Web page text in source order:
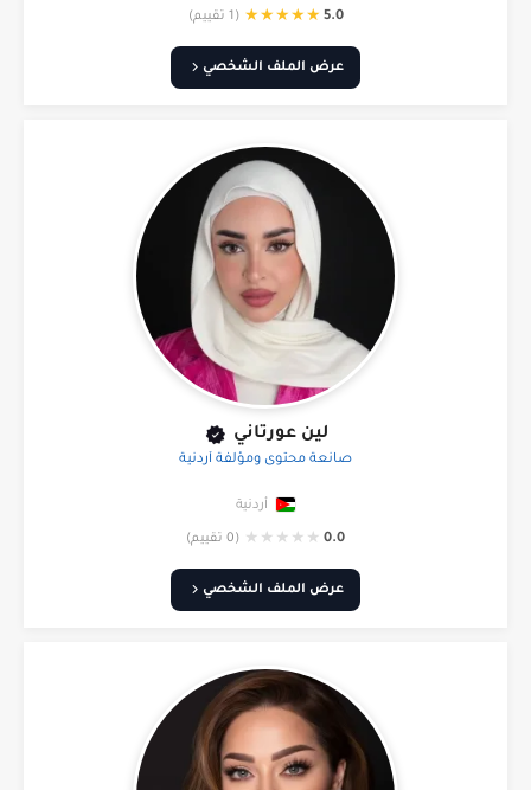
5.0
★
★
★
★
★ (1 تقييم)
عرض الملف الشخصي
لين عورتاني
صانعة محتوى ومؤلفة أردنية
أردنية
0.0
★
★
★
★
★ (0 تقييم)
عرض الملف الشخصي